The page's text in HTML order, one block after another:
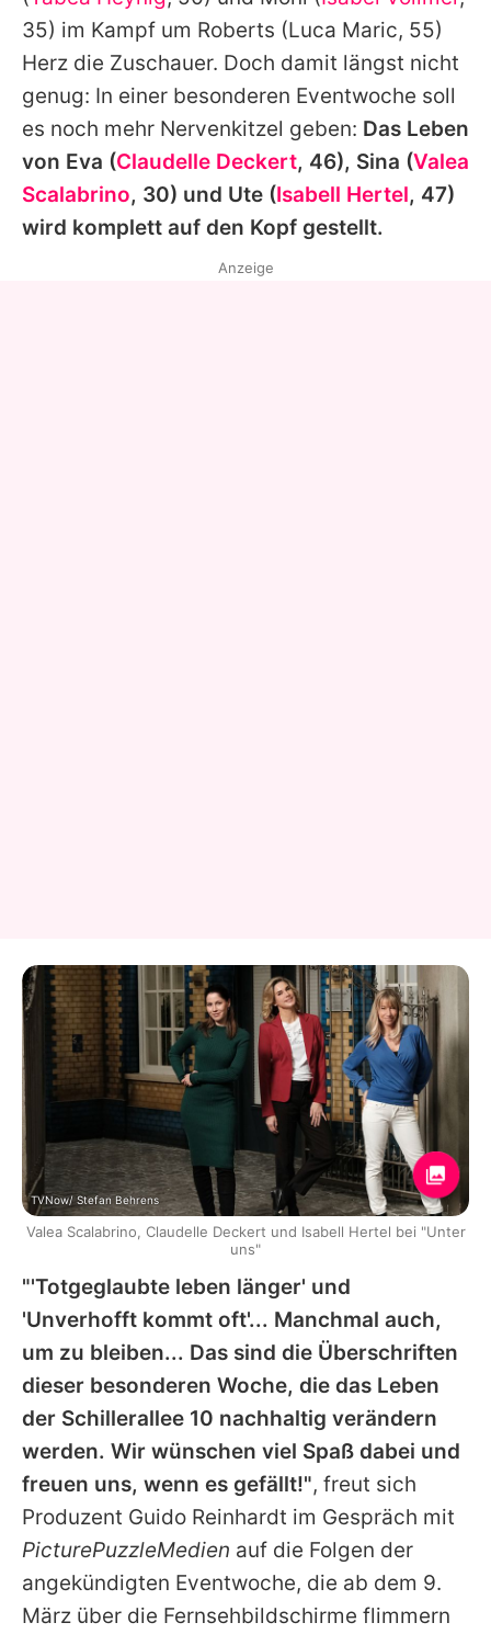
35) im Kampf um Roberts (Luca Maric, 55)
Herz die Zuschauer. Doch damit längst nicht
genug: In einer besonderen Eventwoche soll
es noch mehr Nervenkitzel geben: Das Leben
von Eva (Claudelle Deckert, 46), Sina (Valea
Scalabrino, 30) und Ute (Isabell Hertel, 47)
wird komplett auf den Kopf gestellt.
"'Totgeglaubte leben länger' und
'Unverhofft kommt oft'... Manchmal auch,
um zu bleiben... Das sind die Überschriften
dieser besonderen Woche, die das Leben
der Schillerallee 10 nachhaltig verändern
werden. Wir wünschen viel Spaß dabei und
freuen uns, wenn es gefällt!", freut sich
Produzent Guido Reinhardt im Gespräch mit
PicturePuzzleMedien auf die Folgen der
angekündigten Eventwoche, die ab dem 9.
März über die Fernsehbildschirme flimmern
Anzeige
TVNow/ Stefan Behrens
Valea Scalabrino, Claudelle Deckert und Isabell Hertel bei "Unter
uns"